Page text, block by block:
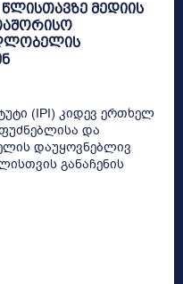
წლისთავზე მედიის
(IPI) კიდევ ერთხელ
და
დაუყოვნებლივ
განაჩენის